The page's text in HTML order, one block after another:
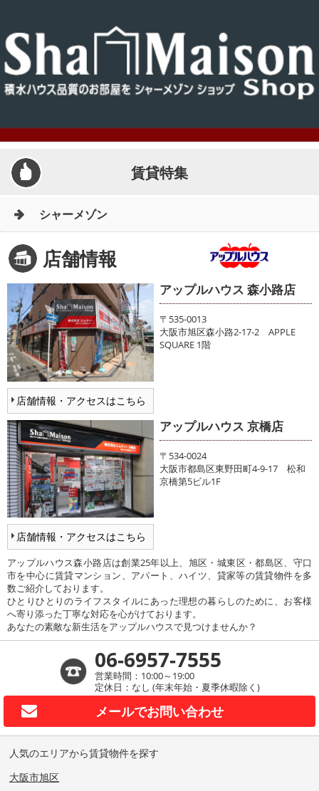
賃貸特集
シャーメゾン
店舗情報
店舗情報・アクセスはこちら
アップルハウス 森小路店
〒535-0013
大阪市旭区森小路2-17-2 APPLE
SQUARE 1階
店舗情報・アクセスはこちら
アップルハウス 京橋店
〒534-0024
大阪市都島区東野田町4-9-17 松和
京橋第5ビル1F
アップルハウス森小路店は創業25年以上、旭区・城東区・都島区、守口
市を中心に賃貸マンション、アパート、ハイツ、貸家等の賃貸物件を多
数ご紹介しております。
ひとりひとりのライフスタイルにあった理想の暮らしのために、お客様
へ寄り添った丁寧な対応を心がけております。
あなたの素敵な新生活をアップルハウスで見つけませんか？
06-6957-7555
営業時間：10:00～19:00
定休日：なし (年末年始・夏季休暇除く)
メールでお問い合わせ
人気のエリアから賃貸物件を探す
大阪市旭区